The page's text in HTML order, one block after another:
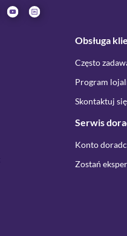
Obsługa
Często
Program
Skontaktuj
Serwis
Konto
Zostań